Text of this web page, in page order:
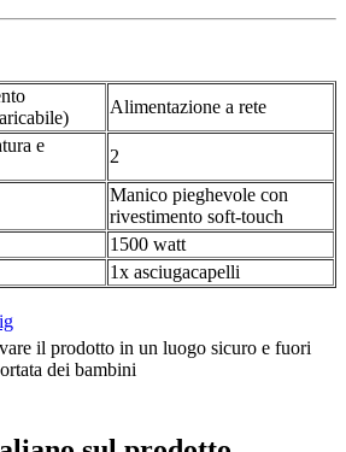
Alimentazione a rete
e
2
Manico pieghevole con
rivestimento soft-touch
1500 watt
1x asciugacapelli
il prodotto in un luogo sicuro e fuori
dei bambini